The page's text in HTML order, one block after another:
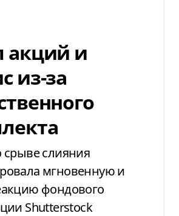
акций и
из-за
срыве слияния
мгновенную и
фондового
Shutterstock